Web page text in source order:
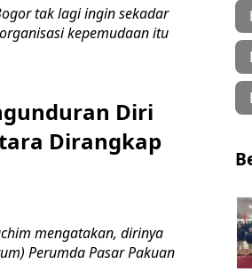
tak lagi ingin sekadar
kepemudaan itu
Diri
Dirangkap
mengatakan, dirinya
Perumda Pasar Pakuan